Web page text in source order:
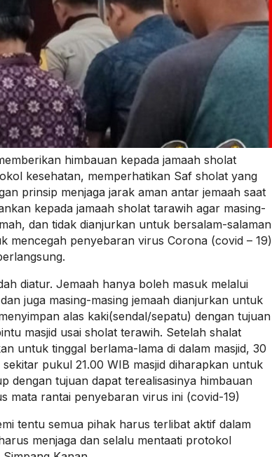
himbauan kepada jamaah sholat
kesehatan, memperhatikan Saf sholat yang
prinsip menjaga jarak aman antar jemaah saat
kepada jamaah sholat tarawih agar masing-
dan tidak dianjurkan untuk bersalam-salaman
mencegah penyebaran virus Corona (covid – 19)
diatur. Jemaah hanya boleh masuk melalui
juga masing-masing jemaah dianjurkan untuk
alas kaki(sendal/sepatu) dengan tujuan
masjid usai sholat terawih. Setelah shalat
untuk tinggal berlama-lama di dalam masjid, 30
pukul 21.00 WIB masjid diharapkan untuk
dengan tujuan dapat terealisasinya himbauan
mata rantai penyebaran virus ini (covid-19)
tentu semua pihak harus terlibat aktif dalam
menjaga dan selalu mentaati protokol